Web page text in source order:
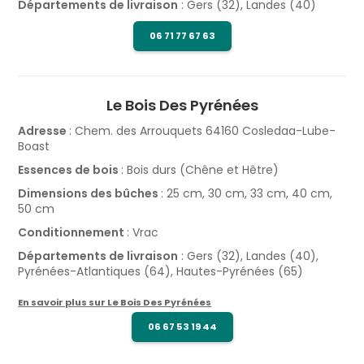
Départements de livraison : Gers (32), Landes (40)
06 71 77 67 63
Le Bois Des Pyrénées
Adresse : Chem. des Arrouquets 64160 Cosledaa-Lube-
Boast
Essences de bois : Bois durs (Chêne et Hêtre)
Dimensions des bûches : 25 cm, 30 cm, 33 cm, 40 cm,
50 cm
Conditionnement : Vrac
Départements de livraison : Gers (32), Landes (40),
Pyrénées-Atlantiques (64), Hautes-Pyrénées (65)
En savoir plus sur Le Bois Des Pyrénées
06 67 53 19 44